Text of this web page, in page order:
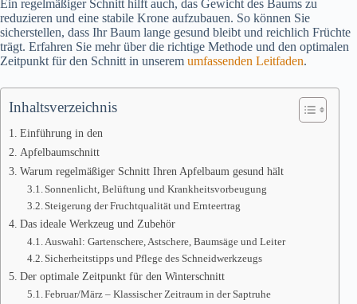
Ein regelmäßiger Schnitt hilft auch, das Gewicht des Baums zu
reduzieren und eine stabile Krone aufzubauen. So können Sie
sicherstellen, dass Ihr Baum lange gesund bleibt und reichlich Früchte
trägt. Erfahren Sie mehr über die richtige Methode und den optimalen
Zeitpunkt für den Schnitt in unserem umfassenden Leitfaden.
Inhaltsverzeichnis
Einführung in den
Apfelbaumschnitt
Warum regelmäßiger Schnitt Ihren Apfelbaum gesund hält
Sonnenlicht, Belüftung und Krankheitsvorbeugung
Steigerung der Fruchtqualität und Ernteertrag
Das ideale Werkzeug und Zubehör
Auswahl: Gartenschere, Astschere, Baumsäge und Leiter
Sicherheitstipps und Pflege des Schneidwerkzeugs
Der optimale Zeitpunkt für den Winterschnitt
Februar/März – Klassischer Zeitraum in der Saptruhe